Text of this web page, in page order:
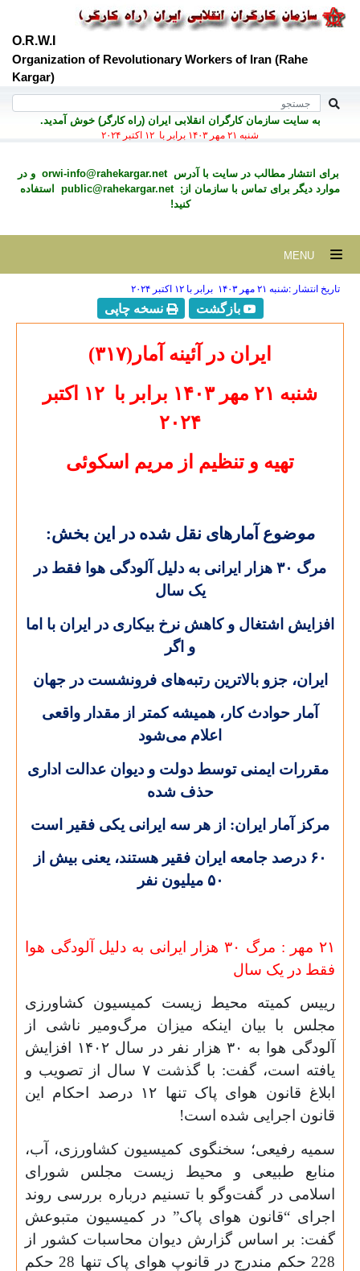
O.R.W.I
Organization of Revolutionary Workers of Iran (Rahe
Kargar)
به سايت سازمان کارگران انقلابی ايران (راه کارگر) خوش آمديد.
شنبه ۲۱ مهر ۱۴۰۳ برابر با ۱۲ اکتبر ۲۰۲۴
برای انتشار مطالب در سايت با آدرسorwi-info@rahekargar.net و در
موارد ديگر برای تماس با سازمان از;public@rahekargar.net
استفاده
کنید!
تاریخ انتشار :شنبه ۲۱ مهر ۱۴۰۳ برابر با ۱۲ اکتبر ۲۰۲۴
بازگشت نسخه چاپی
ایران در آئینه آمار( ۳۱۷
)
شنبه ۲۱ مهر۱۴۰۳ برابر با ۱۲ اکتبر
۲۰۲۴
تهيه و تنظيم از مريم اسکوئی
موضوع آمارهای نقل شده در این بخش:
مرگ ۳۰ هزار ایرانی به دلیل آلودگی هوا فقط در
یک سال
افزایش اشتغال و کاهش نرخ بیکاری در ایران با اما
و اگر
ایران، جزو بالاترین رتبه‌های فرونشست در جهان
آمار حوادث کار، همیشه کمتر از مقدار واقعی
اعلام می‌شود
مقررات ایمنی توسط دولت و دیوان عدالت اداری
حذف شده
مرکز آمار ایران: از هر سه ایرانی یکی فقیر است
۶۰ درصد جامعه ایران فقیر هستند، یعنی بیش از
۵۰ میلیون نفر
۲۱ مهر : مرگ ۳۰هزار ایرانی به دلیل آلودگی هوا
فقط در یک سال
رییس کمیته محیط زیست کمیسیون کشاورزی
مجلس با بیان اینکه میزان مرگ‌و‌میر ناشی از
آلودگی هوا به ۳۰ هزار نفر در سال۱۴۰۲
افزایش
یافته است، گفت: با گذشت ۷ سال از تصویب و
ابلاغ قانون هوای پاک تنها ۱۲ درصد احکام این
قانون اجرایی شده است!
سمیه رفیعی؛ سخنگوی کمیسیون کشاورزی، آب،
منابع طبیعی و محیط زیست مجلس شورای
اسلامی در گفت‌وگو با تسنیم درباره بررسی روند
اجرای “قانون هوای پاک” در‌ کمیسیون متبوعش
گفت: بر اساس گزارش دیوان محاسبات کشور‌ از
228 حکم مندرج در قانوپ هوای پاک تنها 28 حکم